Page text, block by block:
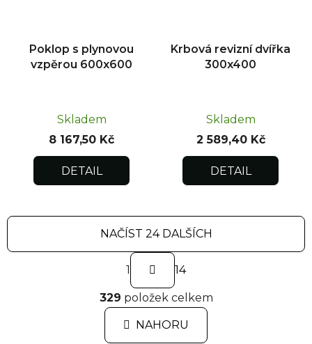
Poklop s plynovou
vzpěrou 600x600
Skladem
8 167,50 Kč
DETAIL
Krbová revizní dvířka
300x400
Skladem
2 589,40 Kč
DETAIL
O
v
l
á
NAČÍST 24 DALŠÍCH
S
r
á
n
k
1 14
329 položek celkem
NAHORU